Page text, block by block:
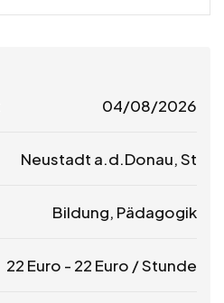
04/08/2026
Neustadt a.d.Donau, St
Bildung, Pädagogik
22 Euro - 22 Euro / Stunde